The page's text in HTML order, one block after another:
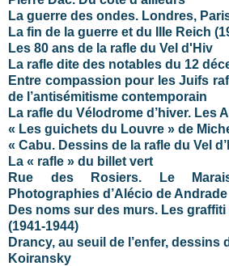
La guerre des ondes. Londres,
La fin de la guerre et du IIIe Reich
Les 80 ans de la rafle du Vel d'Hiv
La rafle dite des notables du 12
Entre compassion pour les Juifs
de l’antisémitisme contemporain
La rafle du Vélodrome d’hiver. Les
« Les guichets du Louvre » de
« Cabu. Dessins de la rafle du Vel
La « rafle » du billet vert
Rue des Rosiers. Le
Photographies d’Alécio de Andrade
Des noms sur des murs. Les
(1941-1944)
Drancy, au seuil de l’enfer, dessins
Koiransky